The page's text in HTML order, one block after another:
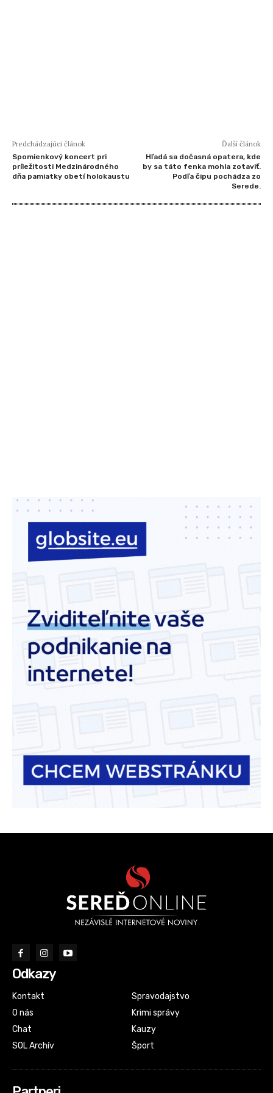
Predchádzajúci článok
Spomienkový koncert pri
príležitosti Medzinárodného
dňa pamiatky obetí holokaustu
Ďalší článok
Hľadá sa dočasná opatera, kde
by sa táto fenka mohla zotaviť.
Podľa čipu pochádza zo
Serede.
Odkazy
Kontakt
O nás
Chat
SOL Archív
Spravodajstvo
Krimi správy
Kauzy
Šport